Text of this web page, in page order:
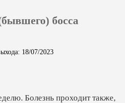
босса
18/07/2023